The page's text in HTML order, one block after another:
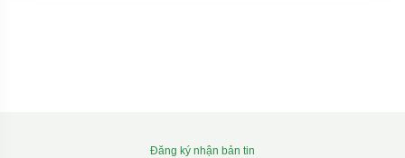
Đăng ký nhận bản tin